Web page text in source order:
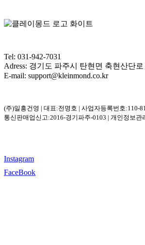
Tel: 031-942-7031
Adress: 경기도 파주시 탄현면 축현산단로
E-mail: support@kleinmond.co.kr
(주)일흥건영 | 대표:전명호 | 사업자등록번호:110-
통신판매업신고:2016-경기파주-0103 | 개인정보관
Instagram
FaceBook